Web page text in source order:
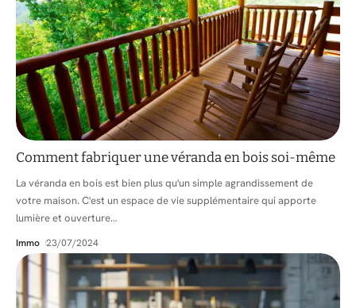
Comment fabriquer une véranda en bois soi-même
La véranda en bois est bien plus qu'un simple agrandissement de
votre maison. C'est un espace de vie supplémentaire qui apporte
lumière et ouverture…
Immo 23/07/2024